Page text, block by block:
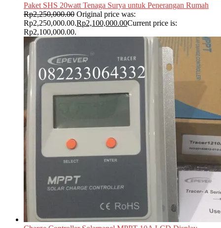
Paket SHS 20watt Tenaga Surya untuk Penerangan Rumah
Rp2,250,000.00 Original price was:
Rp2,250,000.00.Rp2,100,000.00Current price is:
Rp2,100,000.00.